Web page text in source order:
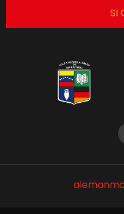
SI